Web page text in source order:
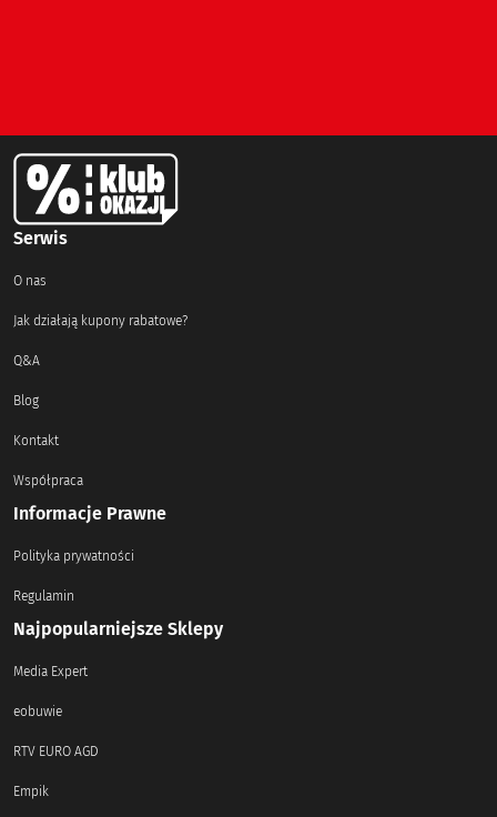
Serwis
O nas
Jak działają kupony rabatowe?
Q&A
Blog
Kontakt
Współpraca
Informacje Prawne
Polityka prywatności
Regulamin
Najpopularniejsze Sklepy
Media Expert
eobuwie
RTV EURO AGD
Empik